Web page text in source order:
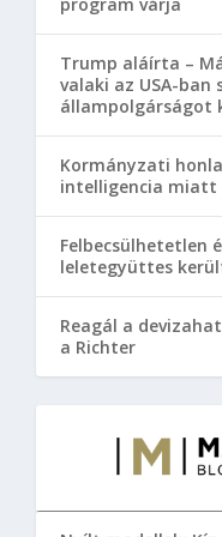
Trump aláírta –
valaki az USA-ban
állampolgárságot
Kormányzati
intelligencia miatt
Felbecsülhetetlen
leletegyüttes
Reagál a
a Richter